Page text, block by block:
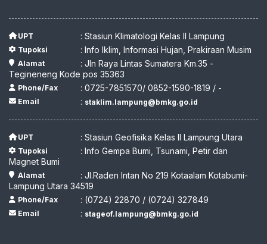
UPT : Stasiun Klimatologi Kelas II Lampung
Tupoksi : Info Iklim, Informasi Hujan, Prakiraan Musim
Alamat
: Jln Raya Lintas Sumatera Km.35 -
Tegineneng Kode pos 35363
Phone/Fax : 0725-7851570/ 0852-1590-1819 / -
Email : staklim.lampung@bmkg.go.id
UPT : Stasiun Geofisika Kelas II Lampung Utara
Tupoksi
: Info Gempa Bumi, Tsunami, Petir dan
Magnet Bumi
Alamat
: Jl.Raden Intan No 219 Kotaalam Kotabumi-
Lampung Utara 34519
Phone/Fax : (0724) 22870 / (0724) 327849
Email : stageof.lampung@bmkg.go.id